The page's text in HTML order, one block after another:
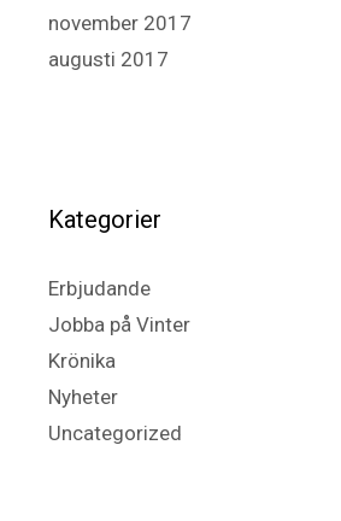
november 2017
augusti 2017
Kategorier
Erbjudande
Jobba på Vinter
Krönika
Nyheter
Uncategorized